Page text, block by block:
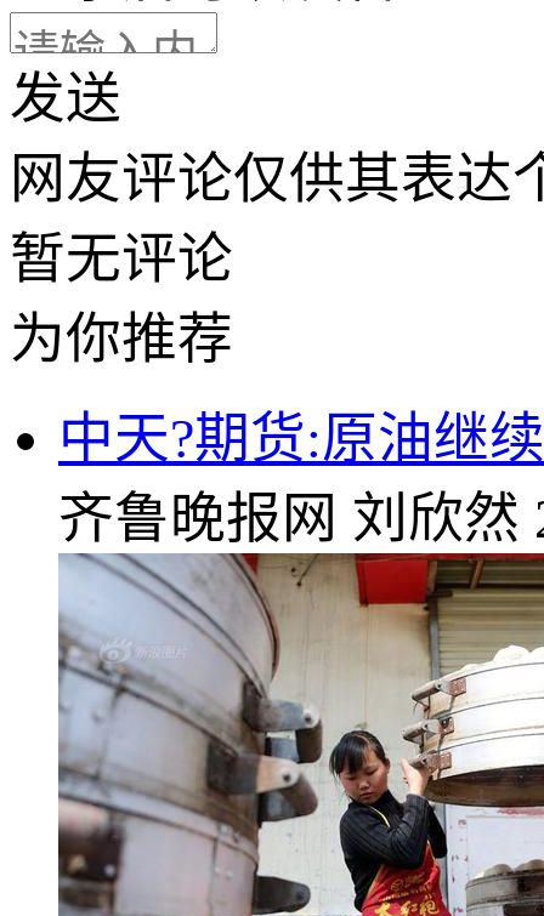
发送
网友评论仅供其表达
暂无评论
为你推荐
中天?期货:原油继
齐鲁晚报网 刘欣然